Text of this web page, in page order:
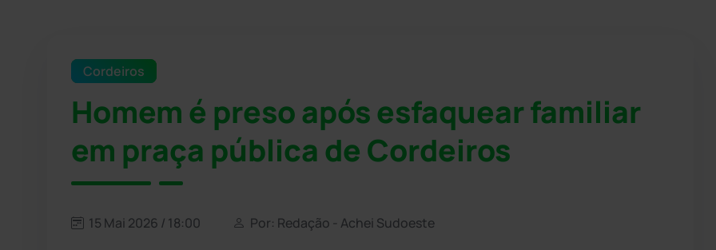
Cordeiros
Homem é preso após esfaquear familiar
em praça pública de Cordeiros
15 Mai 2026 / 18:00 Por: Redação - Achei Sudoeste